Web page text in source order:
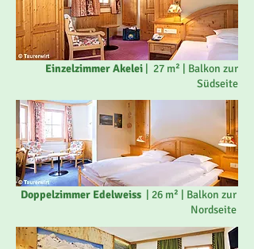
Einzelzimmer Akelei | 27 m² | Balkon zur
Südseite
Doppelzimmer Edelweiss | 26 m² | Balkon zur
Nordseite